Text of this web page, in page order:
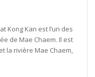
Kong Kan est l’un des
de Mae Chaem. Il est
la rivière Mae Chaem,